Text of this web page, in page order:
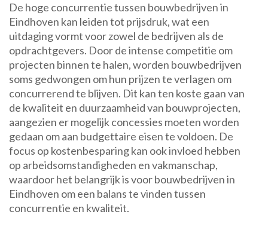
De hoge concurrentie tussen bouwbedrijven in
Eindhoven kan leiden tot prijsdruk, wat een
uitdaging vormt voor zowel de bedrijven als de
opdrachtgevers. Door de intense competitie om
projecten binnen te halen, worden bouwbedrijven
soms gedwongen om hun prijzen te verlagen om
concurrerend te blijven. Dit kan ten koste gaan van
de kwaliteit en duurzaamheid van bouwprojecten,
aangezien er mogelijk concessies moeten worden
gedaan om aan budgettaire eisen te voldoen. De
focus op kostenbesparing kan ook invloed hebben
op arbeidsomstandigheden en vakmanschap,
waardoor het belangrijk is voor bouwbedrijven in
Eindhoven om een balans te vinden tussen
concurrentie en kwaliteit.